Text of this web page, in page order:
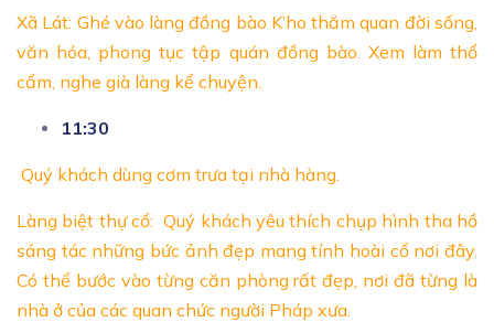
Xã Lát: Ghé vào làng đồng bào K’ho thăm quan đời sống,
văn hóa, phong tục tập quán đồng bào. Xem làm thổ
cẩm, nghe già làng kể chuyện.
11:30
Quý khách dùng cơm trưa tại nhà hàng.
Làng biệt thự cổ: Quý khách yêu thích chụp hình tha hồ
sáng tác những bức ảnh đẹp mang tính hoài cổ nơi đây.
Có thể bước vào từng căn phòng rất đẹp, nơi đã từng là
nhà ở của các quan chức người Pháp xưa.